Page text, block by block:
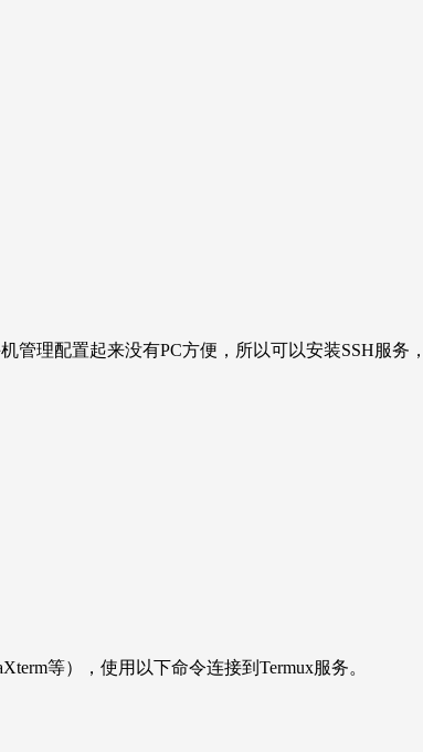
理配置起来没有PC方便，所以可以安装SSH服务
等），使用以下命令连接到Termux服务。